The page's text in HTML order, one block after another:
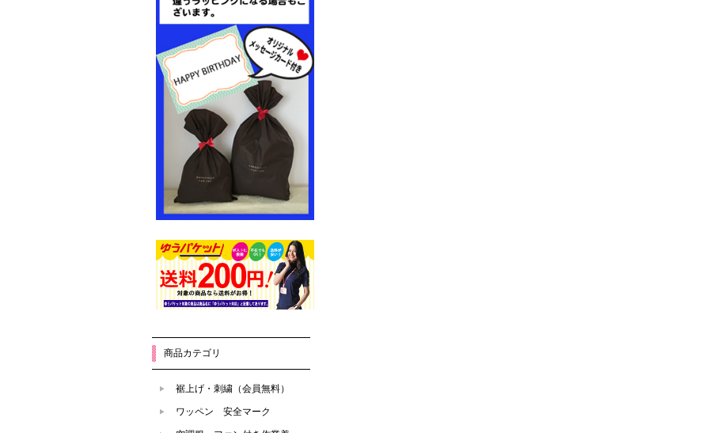
商品カテゴリ
裾上げ・刺繍（会員無料）
ワッペン 安全マーク